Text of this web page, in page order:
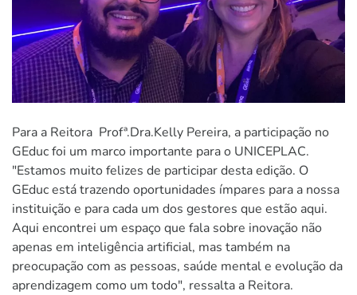
Para a Reitora Profª.Dra.Kelly Pereira, a participação no
GEduc foi um marco importante para o UNICEPLAC.
"Estamos muito felizes de participar desta edição. O
GEduc está trazendo oportunidades ímpares para a nossa
instituição e para cada um dos gestores que estão aqui.
Aqui encontrei um espaço que fala sobre inovação não
apenas em inteligência artificial, mas também na
preocupação com as pessoas, saúde mental e evolução da
aprendizagem como um todo", ressalta a Reitora.